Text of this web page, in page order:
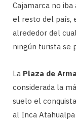
Cajamarca no
el resto del país,
alrededor del
ningún turista se
La Plaza de
considerada la
suelo el
al Inca